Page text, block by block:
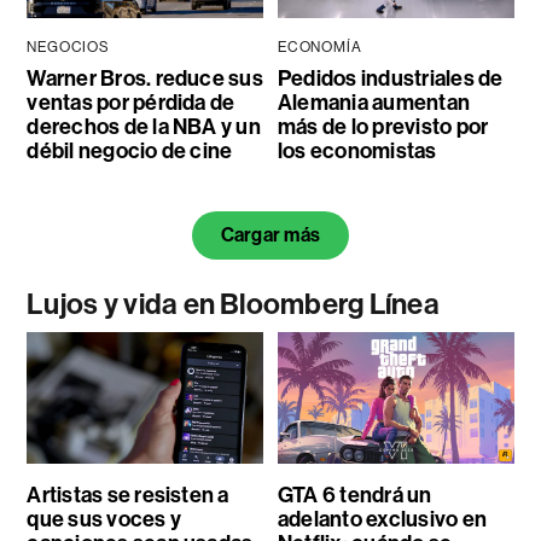
NEGOCIOS
Warner Bros. reduce sus
ventas por pérdida de
derechos de la NBA y un
débil negocio de cine
ECONOMÍA
Pedidos industriales de
Alemania aumentan
más de lo previsto por
los economistas
Cargar más
Lujos y vida en Bloomberg Línea
Artistas se resisten a
que sus voces y
GTA 6 tendrá un
adelanto exclusivo en